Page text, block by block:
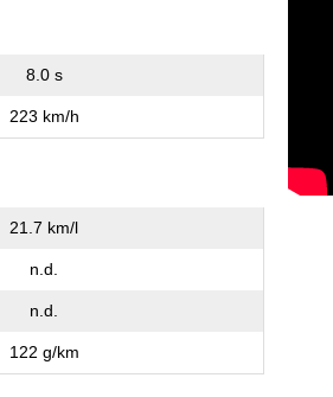
8.0 s
223 km/h
21.7 km/l
n.d.
n.d.
122 g/km